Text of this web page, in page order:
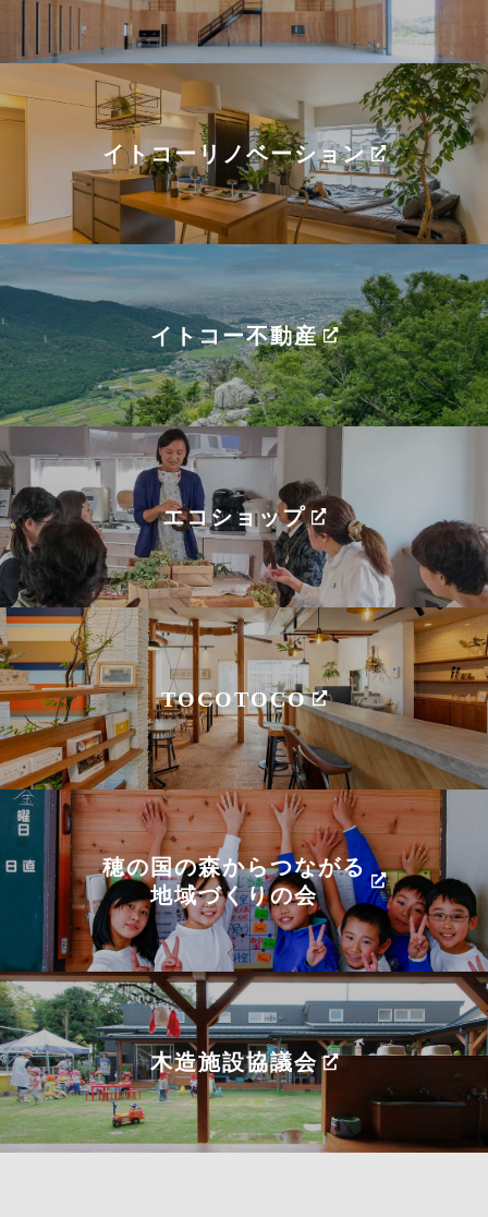
イトコーリノベーション
イトコー不動産
エコショップ
TOCOTOCO
穂の国の森からつながる
地域づくりの会
木造施設協議会